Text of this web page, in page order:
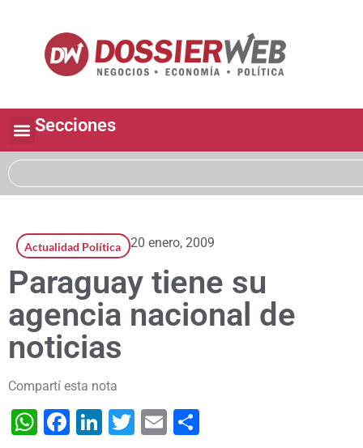
Secciones
Actualidad Política 20 enero, 2009
Paraguay tiene su
agencia nacional de
noticias
Compartí esta nota
WhatsApp
Facebook
LinkedIn
Twitter
Email